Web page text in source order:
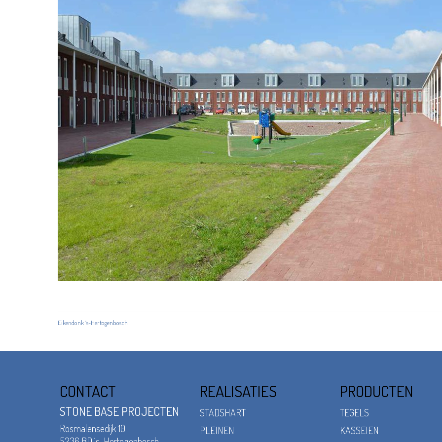
Eikendonk ‘s-Hertogenbosch
CONTACT
STONE BASE PROJECTEN
Rosmalensedijk 10
REALISATIES
STADSHART
PLEINEN
PRODUCTEN
TEGELS
KASSEIEN